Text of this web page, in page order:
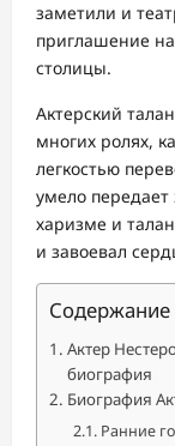
заметили и
приглашение
столицы.
Актерский
многих ролях,
легкостью
умело
харизме и
и завоевал
Содержание
Актер
биография
Биография
Ранние